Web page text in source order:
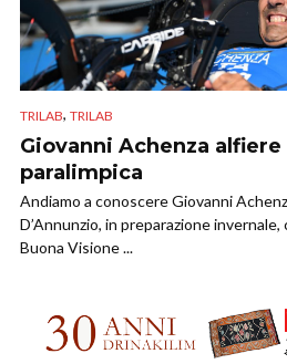
TRILAB, TRILAB
Giovanni Achenza
paralimpica
Andiamo a conoscere Giovanni
D’Annunzio, in preparazione
Buona Visione ...